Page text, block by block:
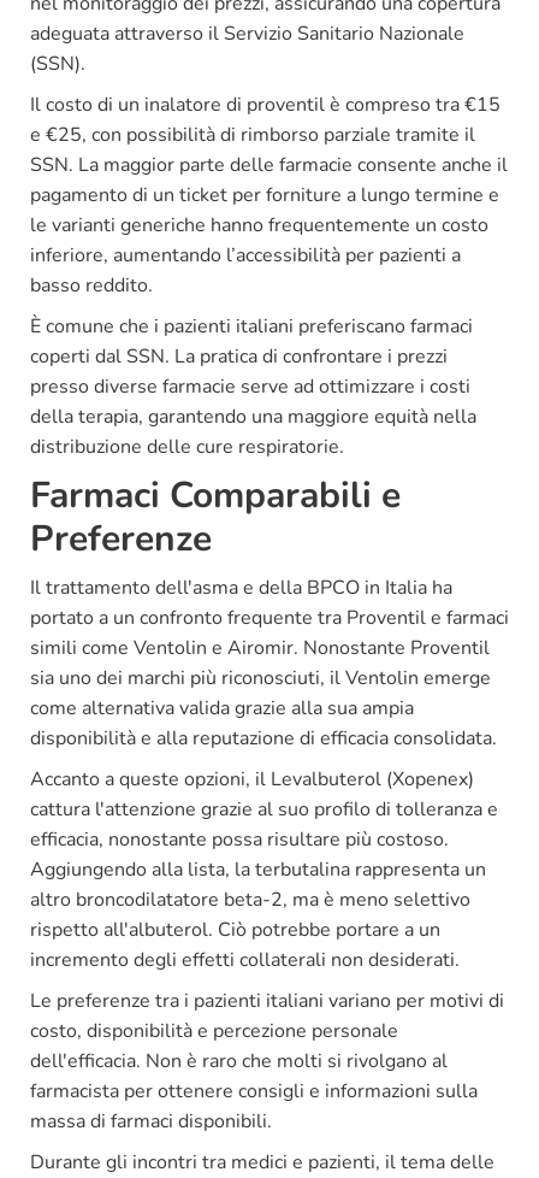
adeguata attraverso il Servizio Sanitario Nazionale
(SSN).
Il costo di un inalatore di proventil è compreso tra €15
e €25, con possibilità di rimborso parziale tramite il
SSN. La maggior parte delle farmacie consente anche il
pagamento di un ticket per forniture a lungo termine e
le varianti generiche hanno frequentemente un costo
inferiore, aumentando l’accessibilità per pazienti a
basso reddito.
È comune che i pazienti italiani preferiscano farmaci
coperti dal SSN. La pratica di confrontare i prezzi
presso diverse farmacie serve ad ottimizzare i costi
della terapia, garantendo una maggiore equità nella
distribuzione delle cure respiratorie.
Farmaci Comparabili e
Preferenze
Il trattamento dell'asma e della BPCO in Italia ha
portato a un confronto frequente tra Proventil e farmaci
simili come Ventolin e Airomir. Nonostante Proventil
sia uno dei marchi più riconosciuti, il Ventolin emerge
come alternativa valida grazie alla sua ampia
disponibilità e alla reputazione di efficacia consolidata.
Accanto a queste opzioni, il Levalbuterol (Xopenex)
cattura l'attenzione grazie al suo profilo di tolleranza e
efficacia, nonostante possa risultare più costoso.
Aggiungendo alla lista, la terbutalina rappresenta un
altro broncodilatatore beta-2, ma è meno selettivo
rispetto all'albuterol. Ciò potrebbe portare a un
incremento degli effetti collaterali non desiderati.
Le preferenze tra i pazienti italiani variano per motivi di
costo, disponibilità e percezione personale
dell'efficacia. Non è raro che molti si rivolgano al
farmacista per ottenere consigli e informazioni sulla
massa di farmaci disponibili.
Durante gli incontri tra medici e pazienti, il tema delle